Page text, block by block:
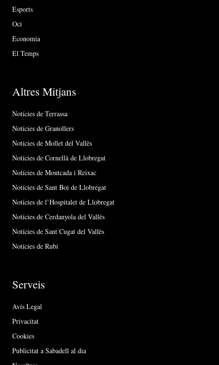
Esports
Oci
Economia
El Temps
Altres Mitjans
Notícies de Terrassa
Notícies de Granollers
Notícies de Mollet del Vallès
Notícies de Cornellà de Llobregat
Notícies de Montcada i Reixac
Notícies de Sant Boi de Llobregat
Notícies de l’Hospitalet de Llobregat
Notícies de Cerdanyola del Vallès
Notícies de Sant Cugat del Vallès
Notícies de Rubí
Serveis
Avís Legal
Privacitat
Cookies
Publicitat a Sabadell al dia